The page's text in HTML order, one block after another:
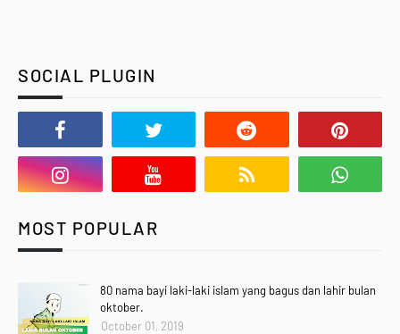
SOCIAL PLUGIN
MOST POPULAR
80 nama bayi laki-laki islam yang bagus dan lahir bulan
oktober.
October 01, 2019